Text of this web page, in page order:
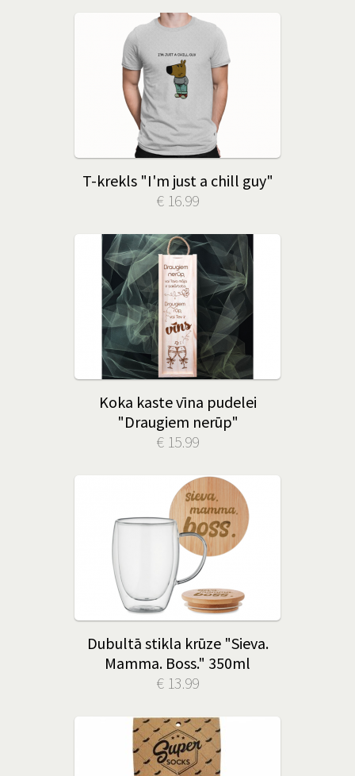
T-krekls "I'm just a chill guy"
€ 16.99
Koka kaste vīna pudelei
"Draugiem nerūp"
€ 15.99
Dubultā stikla krūze "Sieva.
Mamma. Boss." 350ml
€ 13.99